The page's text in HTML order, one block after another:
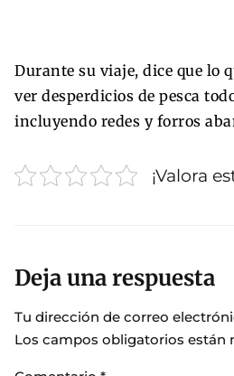
Durante su viaje, dice que lo
ver desperdicios de pesca
incluyendo redes y forros
¡Valora
Deja una respuesta
Tu dirección de correo
Los campos obligatorios están